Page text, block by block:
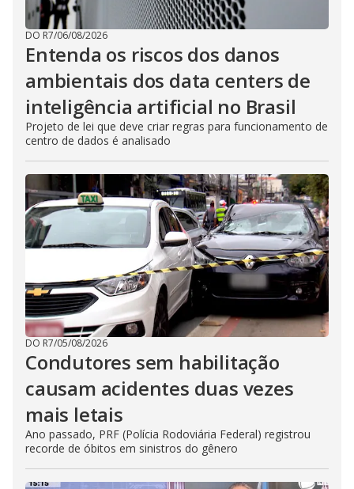
DO R7/06/08/2026
Entenda os riscos dos danos
ambientais dos data centers de
inteligência artificial no Brasil
Projeto de lei que deve criar regras para funcionamento de
centro de dados é analisado
DO R7/05/08/2026
Condutores sem habilitação
causam acidentes duas vezes
mais letais
Ano passado, PRF (Polícia Rodoviária Federal) registrou
recorde de óbitos em sinistros do gênero